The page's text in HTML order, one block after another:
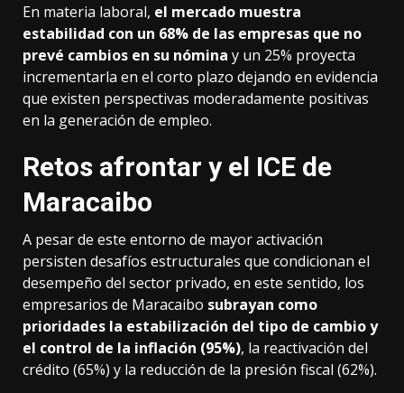
En materia laboral, el mercado muestra
estabilidad con un 68% de las empresas que no
prevé cambios en su nómina y un 25% proyecta
incrementarla en el corto plazo dejando en evidencia
que existen perspectivas moderadamente positivas
en la generación de empleo.
Retos afrontar y el ICE de
Maracaibo
A pesar de este entorno de mayor activación
persisten desafíos estructurales que condicionan el
desempeño del sector privado, en este sentido, los
empresarios de Maracaibo subrayan como
prioridades la estabilización del tipo de cambio y
el control de la inflación (95%), la reactivación del
crédito (65%) y la reducción de la presión fiscal (62%).